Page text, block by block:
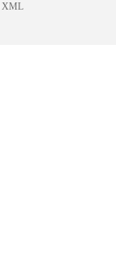
XML